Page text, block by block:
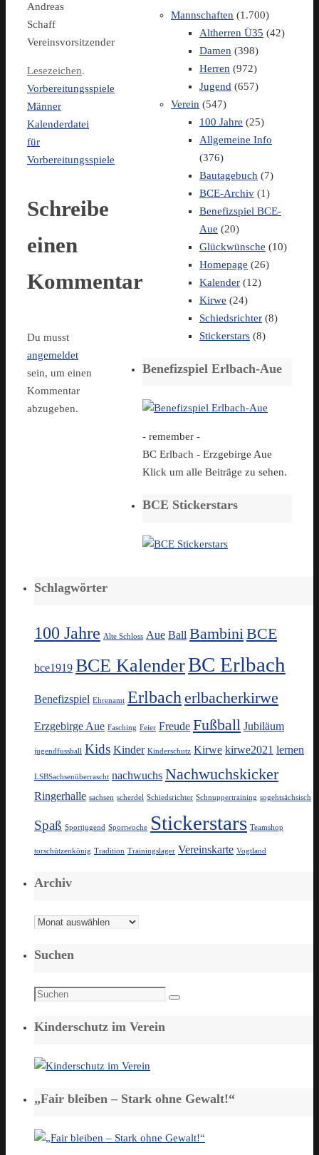
Andreas
Schaff
Vereinsvorsitzender
Lesezeichen.
Vorbereitungsspiele
Männer
Kalenderdatei
für
Vorbereitungsspiele
Schreibe
einen
Kommentar
Du musst
angemeldet
sein, um einen
Kommentar
abzugeben.
Mannschaften (1.700)
Altherren Ü35 (42)
Damen (398)
Herren (972)
Jugend (657)
Verein (547)
100 Jahre (25)
Allgemeine Info
(376)
Bautagebuch (7)
BCE-Archiv (1)
Benefizspiel BCE-
Aue (20)
Glückwünsche (10)
Homepage (26)
Kalender (12)
Kirwe (24)
Schiedsrichter (8)
Stickerstars (8)
Benefizspiel Erlbach-Aue
- remember -
BC Erlbach - Erzgebirge Aue
Klick um alle Beiträge zu sehen.
BCE Stickerstars
Schlagwörter
100 Jahre Alte Schloss Aue Ball BambiniBCE
bce1919 BCE KalenderBC Erlbach
Benefizspiel Ehrenamt Erlbach erlbacherkirwe
Erzgebirge Aue Fasching Feier Freude Fußball Jubiläum
jugendfussball Kids Kinder Kinderschutz Kirwe kirwe2021 lernen
LSBSachsenüberrascht nachwuchs Nachwuchskicker
Ringerhalle sachsen scherdel Schiedsrichter Schnuppertraining sogehtsächsisch
Spaß Sportjugend Sportwoche Stickerstars Teamshop
torschützenkönig Tradition Trainingslager Vereinskarte Vogtland
Archiv
Archiv
Suchen
Suchen
Suchen
Kinderschutz im Verein
„Fair bleiben – Stark ohne Gewalt!“